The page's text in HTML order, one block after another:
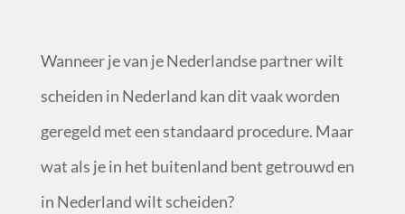
Wanneer je van je Nederlandse partner wilt
scheiden in Nederland kan dit vaak worden
geregeld met een standaard procedure. Maar
wat als je in het buitenland bent getrouwd en
in Nederland wilt scheiden?